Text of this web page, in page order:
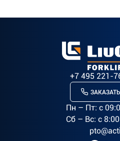
+7 495 221-
Пн – Пт: c
Сб – Вс: с